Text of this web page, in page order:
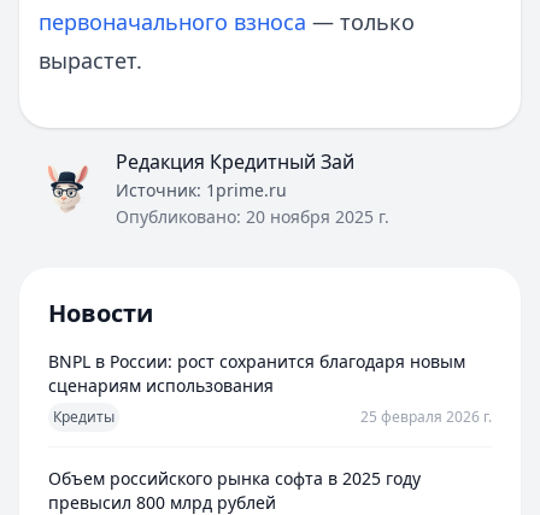
первоначального взноса — только
вырастет.
Редакция Кредитный Зай
Источник: 1prime.ru
Опубликовано: 20 ноября 2025 г.
Новости
BNPL в России: рост сохранится благодаря новым
сценариям использования
Кредиты 25 февраля 2026 г.
Объем российского рынка софта в 2025 году
превысил 800 млрд рублей